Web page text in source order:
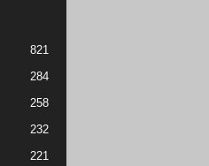
821
284
258
232
221